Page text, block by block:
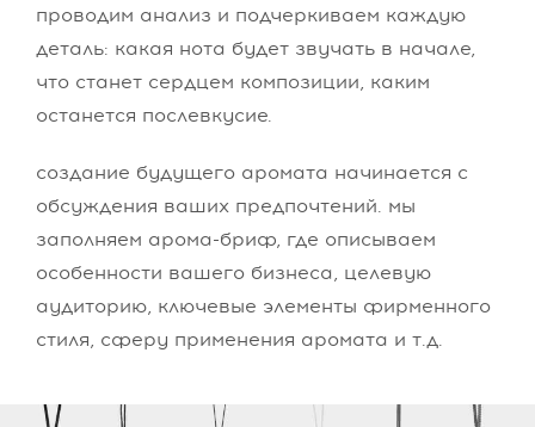
проводим анализ и подчеркиваем каждую
деталь: какая нота будет звучать в начале,
что станет сердцем композиции, каким
останется послевкусие.
создание будущего аромата начинается с
обсуждения ваших предпочтений. мы
заполняем арома-бриф, где описываем
особенности вашего бизнеса, целевую
аудиторию, ключевые элементы фирменного
стиля, сферу применения аромата и т.д.